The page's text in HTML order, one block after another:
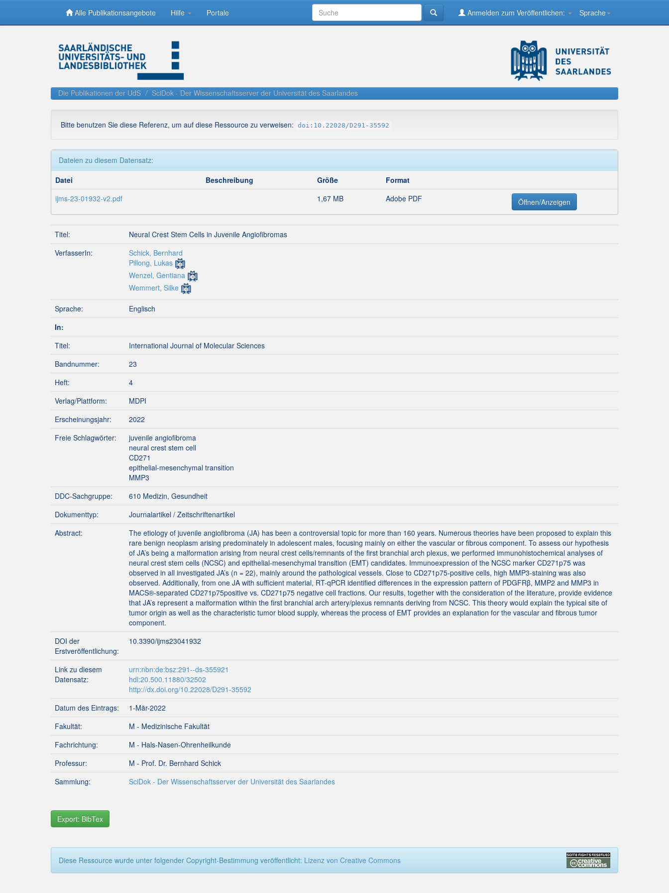
Alle Publikationsangebote Hilfe Portale Sprache
Anmelden zum Veröffentlichen:
Die Publikationen der UdS SciDok - Der Wissenschaftsserver der Universität des Saarlandes
Bitte benutzen Sie diese Referenz, um auf diese Ressource zu verweisen: doi:10.22028/D291-35592
Dateien zu diesem Datensatz:
Datei
Beschreibung Größe
Format
ijms-23-01932-v2.pdf
1,67 MB Adobe PDF Öffnen/Anzeigen
Titel:
Neural Crest Stem Cells in Juvenile Angiofibromas
VerfasserIn:
Schick, Bernhard
Pillong, Lukas
Wenzel, Gentiana
Wemmert, Silke
Sprache:
Englisch
In:
Titel:
International Journal of Molecular Sciences
Bandnummer:
23
Heft:
4
Verlag/Plattform:
MDPI
Erscheinungsjahr:
2022
Freie Schlagwörter:
juvenile angiofibroma
neural crest stem cell
CD271
epithelial-mesenchymal transition
MMP3
DDC-Sachgruppe:
610 Medizin, Gesundheit
Dokumenttyp:
Journalartikel / Zeitschriftenartikel
Abstract:
The etiology of juvenile angiofibroma (JA) has been a controversial topic for more than 160 years. Numerous theories have been proposed to explain this
rare benign neoplasm arising predominately in adolescent males, focusing mainly on either the vascular or fibrous component. To assess our hypothesis
of JA’s being a malformation arising from neural crest cells/remnants of the first branchial arch plexus, we performed immunohistochemical analyses of
neural crest stem cells (NCSC) and epithelial-mesenchymal transition (EMT) candidates. Immunoexpression of the NCSC marker CD271p75 was
observed in all investigated JA’s (n = 22), mainly around the pathological vessels. Close to CD271p75-positive cells, high MMP3-staining was also
observed. Additionally, from one JA with sufficient material, RT-qPCR identified differences in the expression pattern of PDGFRβ, MMP2 and MMP3 in
MACS®-separated CD271p75positive vs. CD271p75 negative cell fractions. Our results, together with the consideration of the literature, provide evidence
that JA’s represent a malformation within the first branchial arch artery/plexus remnants deriving from NCSC. This theory would explain the typical site of
tumor origin as well as the characteristic tumor blood supply, whereas the process of EMT provides an explanation for the vascular and fibrous tumor
component.
DOI der
Erstveröffentlichung:
10.3390/ijms23041932
Link zu diesem
Datensatz:
urn:nbn:de:bsz:291--ds-355921
hdl:20.500.11880/32502
http://dx.doi.org/10.22028/D291-35592
Datum des Eintrags:
1-Mär-2022
Fakultät:
M - Medizinische Fakultät
Fachrichtung:
M - Hals-Nasen-Ohrenheilkunde
Professur:
M - Prof. Dr. Bernhard Schick
Sammlung:
SciDok - Der Wissenschaftsserver der Universität des Saarlandes
Export: BibTex
Diese Ressource wurde unter folgender Copyright-Bestimmung veröffentlicht: Lizenz von Creative Commons